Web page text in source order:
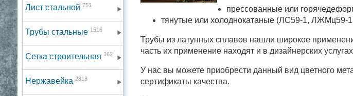
Лист стальной 751
Трубы стальные 1516
Сетка строительная 162
Нержавейка 2818
прессованные или
тянутые или холоднокатаные (ЛС59-1, ЛЖМц59-
Трубы из латунных сплавов нашли широкое
часть их применение находят и в дизайнерских
У нас вы можете приобрести данный вид цветного
сертификаты качества.